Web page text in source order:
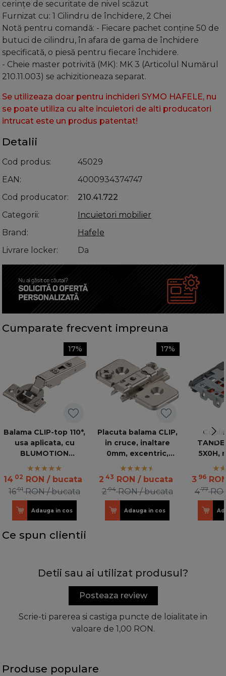
cerinţe de securitate de nivel scăzut
Furnizat cu: 1 Cilindru de închidere, 2 Chei
Notă pentru comandă: - Fiecare pachet conţine 50 de
butuci de cilindru, în afara de gama de închidere
specificată, o piesă pentru fiecare închidere.
- Cheie master potrivită (MK): MK 3 (Articolul Numărul
210.11.003) se achizitioneaza separat.
Se utilizeaza doar pentru inchideri SYMO HAFELE, nu
se poate utiliza cu alte incuietori de alti producatori
intrucat este un produs patentat!
Detalii
Cod produs
45029
EAN
4000934374747
Cod producator
210.41.722
Categorii
Incuietori mobilier
Brand
Hafele
Livrare locker
Da
Cumparate frecvent impreuna
17%
Balama CLIP-top 110*,
usa aplicata, cu
BLUMOTION
incorporat
14 02 RON / bucata
1691 RON / bucata
Adauga in cos
17%
Placuta balama CLIP,
in cruce, inaltare
0mm, excentric,
nichelata 173H7100
2 43 RON / bucata
294 RON / bucata
Adauga in cos
5X0H,
3 96
477
Ce spun clientii
Detii sau ai utilizat produsul?
Posteaza review
Scrie-ti parerea si castiga puncte de loialitate in
valoare de 1,00 RON.
Produse populare